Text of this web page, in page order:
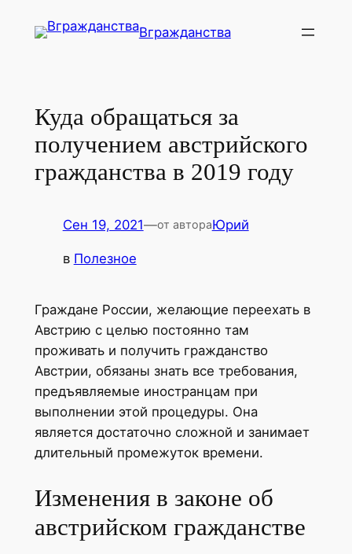
Вгражданства
Куда обращаться за
получением австрийского
гражданства в 2019 году
Сен 19, 2021—от автораЮрий
в Полезное
Граждане России, желающие переехать в
Австрию с целью постоянно там
проживать и получить гражданство
Австрии, обязаны знать все требования,
предъявляемые иностранцам при
выполнении этой процедуры. Она
является достаточно сложной и занимает
длительный промежуток времени.
Изменения в законе об
австрийском гражданстве